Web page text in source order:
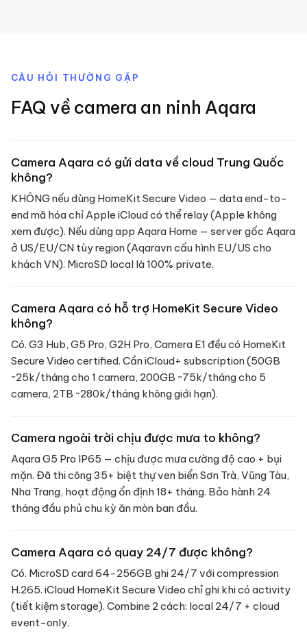
CÂU HỎI THƯỜNG GẶP
FAQ về camera an ninh Aqara
Camera Aqara có gửi data về cloud Trung Quốc
không?
KHÔNG nếu dùng HomeKit Secure Video — data end-to-
end mã hóa chỉ Apple iCloud có thể relay (Apple không
xem được). Nếu dùng app Aqara Home — server gốc Aqara
ở US/EU/CN tùy region (Aqaravn cấu hình EU/US cho
khách VN). MicroSD local là 100% private.
Camera Aqara có hỗ trợ HomeKit Secure Video
không?
Có. G3 Hub, G5 Pro, G2H Pro, Camera E1 đều có HomeKit
Secure Video certified. Cần iCloud+ subscription (50GB
~25k/tháng cho 1 camera, 200GB ~75k/tháng cho 5
camera, 2TB ~280k/tháng không giới hạn).
Camera ngoài trời chịu được mưa to không?
Aqara G5 Pro IP65 — chịu được mưa cường độ cao + bụi
mặn. Đã thi công 35+ biệt thự ven biển Sơn Trà, Vũng Tàu,
Nha Trang, hoạt động ổn định 18+ tháng. Bảo hành 24
tháng đầu phủ chu kỳ ăn mòn ban đầu.
Camera Aqara có quay 24/7 được không?
Có. MicroSD card 64-256GB ghi 24/7 với compression
H.265. iCloud HomeKit Secure Video chỉ ghi khi có activity
(tiết kiệm storage). Combine 2 cách: local 24/7 + cloud
event-only.